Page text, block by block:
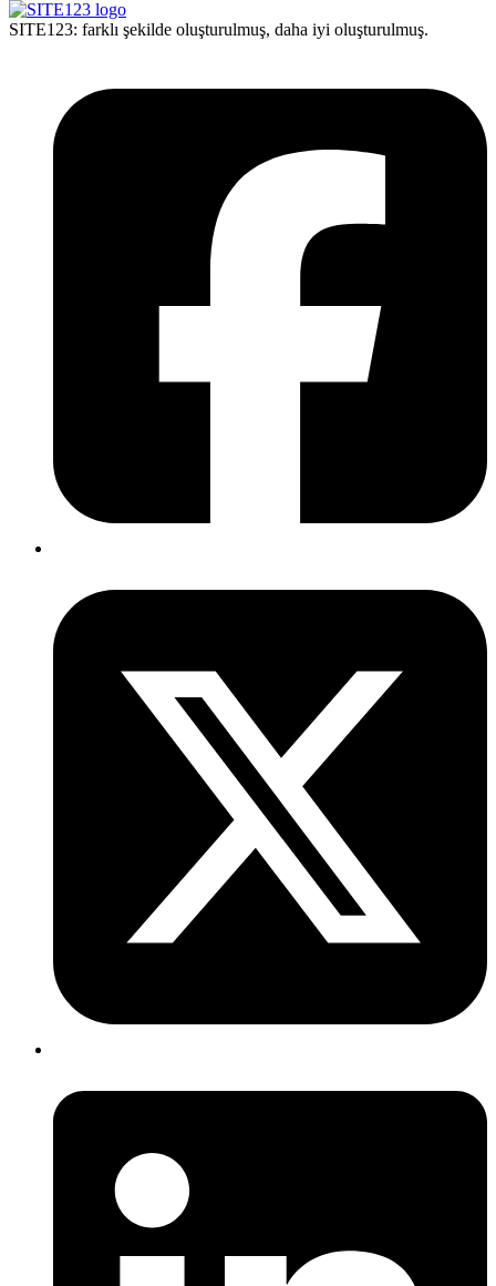
SITE123: farklı şekilde oluşturulmuş, daha iyi oluşturulmuş.